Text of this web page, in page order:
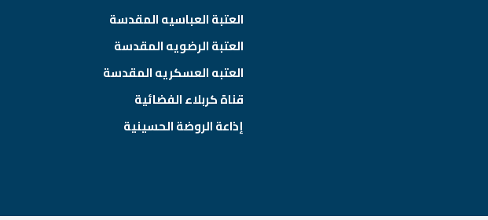
العتبة العباسيه المقدسة
العتبة الرضويه المقدسة
العتبه العسكريه المقدسة
قناة كربلاء الفضائية
إذاعة الروضة الحسينية